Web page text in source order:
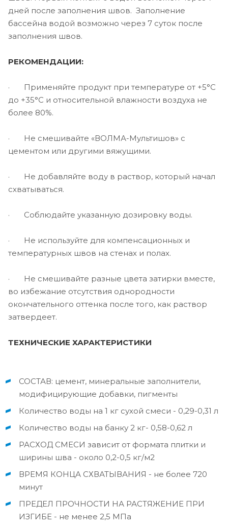
дней после заполнения швов. Заполнение
бассейна водой возможно через 7 суток после
заполнения швов.
РЕКОМЕНДАЦИИ:
· Применяйте продукт при температуре от +5°С
до +35°С и относительной влажности воздуха не
более 80%.
· Не смешивайте «ВОЛМА-Мультишов» с
цементом или другими вяжущими.
· Не добавляйте воду в раствор, который начал
схватываться.
· Соблюдайте указанную дозировку воды.
· Не используйте для компенсационных и
температурных швов на стенах и полах.
· Не смешивайте разные цвета затирки вместе,
во избежание отсутствия однородности
окончательного оттенка после того, как раствор
затвердеет.
ТЕХНИЧЕСКИЕ ХАРАКТЕРИСТИКИ
СОСТАВ: цемент, минеральные заполнители,
модифицирующие добавки, пигменты
Количество воды на 1 кг сухой смеси - 0,29-0,31 л
Количество воды на банку 2 кг- 0,58-0,62 л
РАСХОД СМЕСИ зависит от формата плитки и
ширины шва - около 0,2-0,5 кг/м2
ВРЕМЯ КОНЦА СХВАТЫВАНИЯ - не более 720
минут
ПРЕДЕЛ ПРОЧНОСТИ НА РАСТЯЖЕНИЕ ПРИ
ИЗГИБЕ - не менее 2,5 МПа